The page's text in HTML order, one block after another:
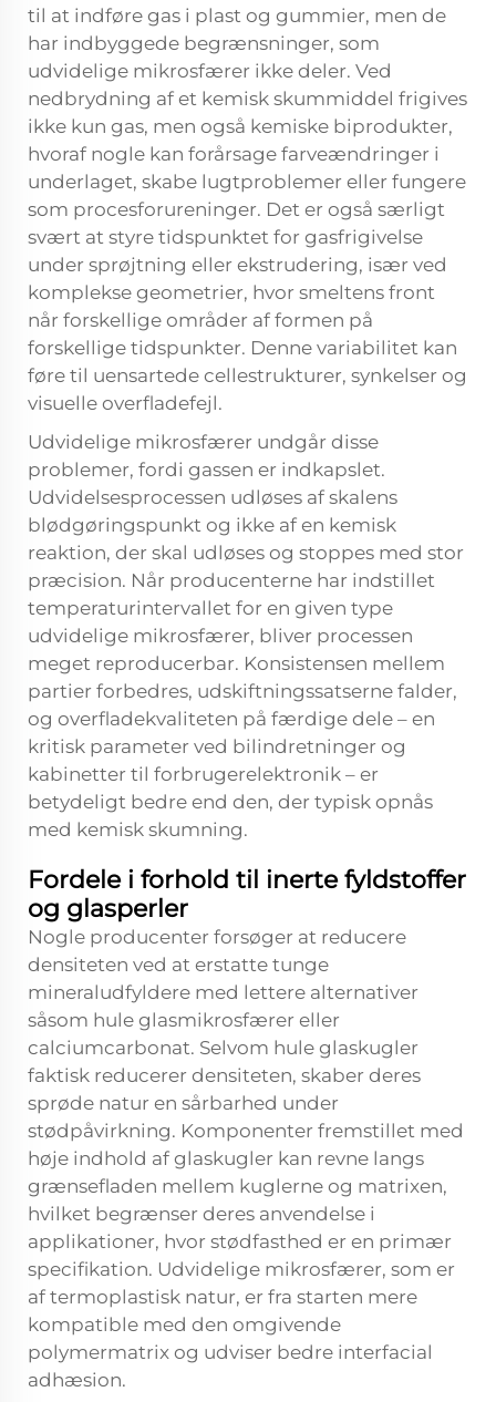
til at indføre gas i plast og gummier, men de
har indbyggede begrænsninger, som
udvidelige mikrosfærer ikke deler. Ved
nedbrydning af et kemisk skummiddel frigives
ikke kun gas, men også kemiske biprodukter,
hvoraf nogle kan forårsage farveændringer i
underlaget, skabe lugtproblemer eller fungere
som procesforureninger. Det er også særligt
svært at styre tidspunktet for gasfrigivelse
under sprøjtning eller ekstrudering, især ved
komplekse geometrier, hvor smeltens front
når forskellige områder af formen på
forskellige tidspunkter. Denne variabilitet kan
føre til uensartede cellestrukturer, synkelser og
visuelle overfladefejl.
Udvidelige mikrosfærer undgår disse
problemer, fordi gassen er indkapslet.
Udvidelsesprocessen udløses af skalens
blødgøringspunkt og ikke af en kemisk
reaktion, der skal udløses og stoppes med stor
præcision. Når producenterne har indstillet
temperaturintervallet for en given type
udvidelige mikrosfærer, bliver processen
meget reproducerbar. Konsistensen mellem
partier forbedres, udskiftningssatserne falder,
og overfladekvaliteten på færdige dele – en
kritisk parameter ved bilindretninger og
kabinetter til forbrugerelektronik – er
betydeligt bedre end den, der typisk opnås
med kemisk skumning.
Fordele i forhold til inerte fyldstoffer
og glasperler
Nogle producenter forsøger at reducere
densiteten ved at erstatte tunge
mineraludfyldere med lettere alternativer
såsom hule glasmikrosfærer eller
calciumcarbonat. Selvom hule glaskugler
faktisk reducerer densiteten, skaber deres
sprøde natur en sårbarhed under
stødpåvirkning. Komponenter fremstillet med
høje indhold af glaskugler kan revne langs
grænsefladen mellem kuglerne og matrixen,
hvilket begrænser deres anvendelse i
applikationer, hvor stødfasthed er en primær
specifikation. Udvidelige mikrosfærer, som er
af termoplastisk natur, er fra starten mere
kompatible med den omgivende
polymermatrix og udviser bedre interfacial
adhæsion.